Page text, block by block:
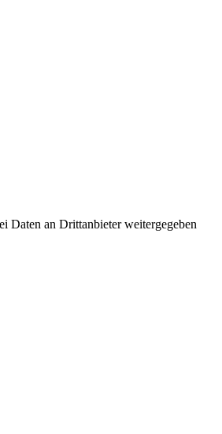
Daten an Drittanbieter weitergegeben